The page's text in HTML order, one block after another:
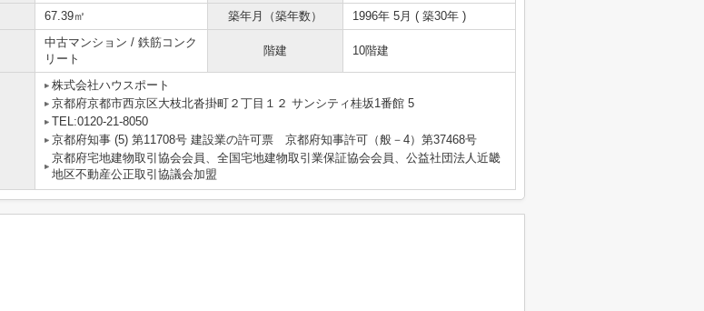
67.39㎡ 築年月（築年数） 1996年 5月 ( 築30年 )
中古マンション / 鉄筋コンク
リート
階建 10階建
株式会社ハウスポート
京都府京都市西京区大枝北沓掛町２丁目１２ サンシティ桂坂1番館 5
TEL:0120-21-8050
京都府知事 (5) 第11708号 建設業の許可票 京都府知事許可（般－4）第37468号
京都府宅地建物取引協会会員、全国宅地建物取引業保証協会会員、公益社団法人近畿
地区不動産公正取引協議会加盟